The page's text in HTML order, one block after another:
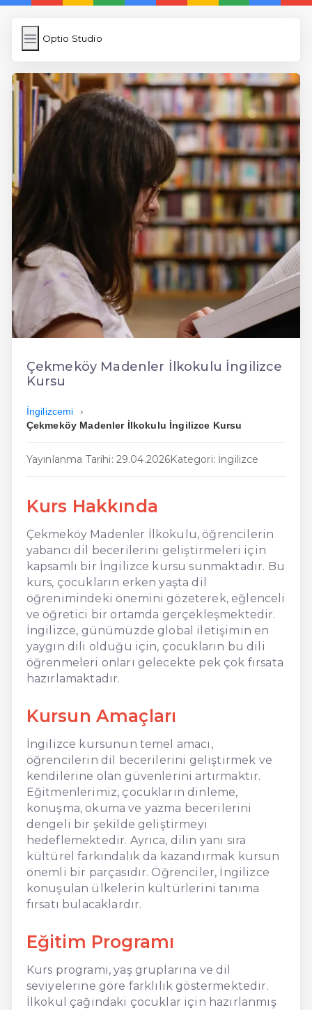
Optio Studio
Optio Studio
Subir Imagen
Wordpress Cache
5 Günde İngilizce
İngilizce
Dil Eğitimi
En Hızlı İngilizce
En Kolay İngilizce
En Ucuz İngilizce
En Uygun İngilizce
Çekmeköy Madenler İlkokulu İngilizce
Kursu
İngilizcemi
Çekmeköy Madenler İlkokulu İngilizce Kursu
Yayınlanma Tarihi: 29.04.2026Kategori: İngilizce
Kurs Hakkında
Çekmeköy Madenler İlkokulu, öğrencilerin
yabancı dil becerilerini geliştirmeleri için
kapsamlı bir İngilizce kursu sunmaktadır. Bu
kurs, çocukların erken yaşta dil
öğrenimindeki önemini gözeterek, eğlenceli
ve öğretici bir ortamda gerçekleşmektedir.
İngilizce, günümüzde global iletişimin en
yaygın dili olduğu için, çocukların bu dili
öğrenmeleri onları gelecekte pek çok fırsata
hazırlamaktadır.
Kursun Amaçları
İngilizce kursunun temel amacı,
öğrencilerin dil becerilerini geliştirmek ve
kendilerine olan güvenlerini artırmaktır.
Eğitmenlerimiz, çocukların dinleme,
konuşma, okuma ve yazma becerilerini
dengeli bir şekilde geliştirmeyi
hedeflemektedir. Ayrıca, dilin yanı sıra
kültürel farkındalık da kazandırmak kursun
önemli bir parçasıdır. Öğrenciler, İngilizce
konuşulan ülkelerin kültürlerini tanıma
fırsatı bulacaklardır.
Eğitim Programı
Kurs programı, yaş gruplarına ve dil
seviyelerine göre farklılık göstermektedir.
İlkokul çağındaki çocuklar için hazırlanmış